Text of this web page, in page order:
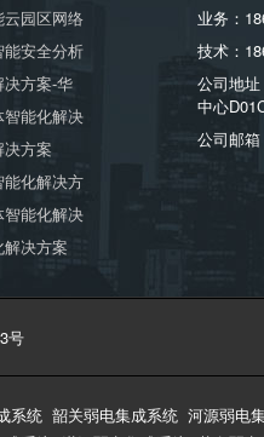
园区网络
安全分析
决方案-华
能化解决
方案
化解决方
智能化解决
决方案
业务：
技术：
公司地
中心
公司邮
号
系统 韶关弱电集成系统 河源弱电